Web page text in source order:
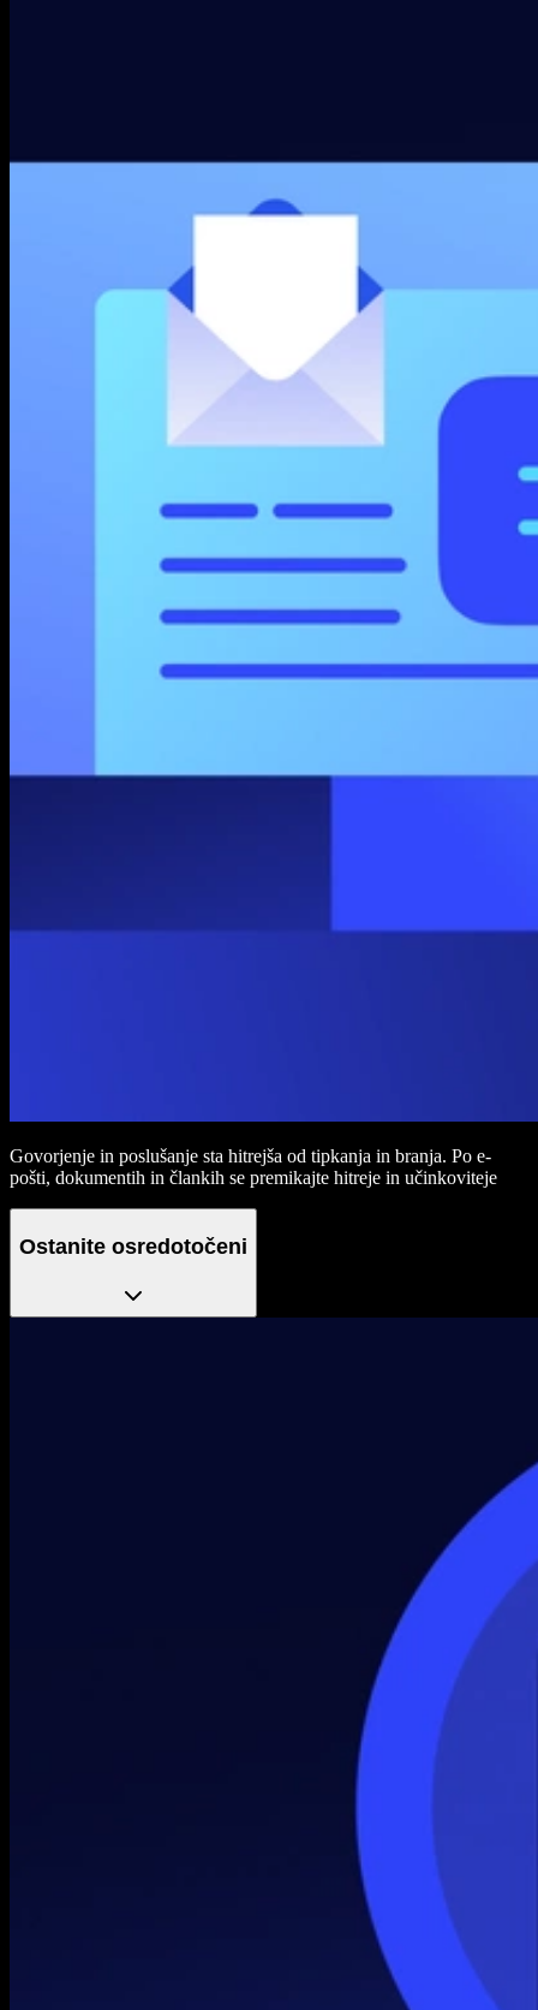
Govorjenje in poslušanje sta hitrejša od tipkanja in branja. Po e-
pošti, dokumentih in člankih se premikajte hitreje in učinkoviteje
Ostanite osredotočeni